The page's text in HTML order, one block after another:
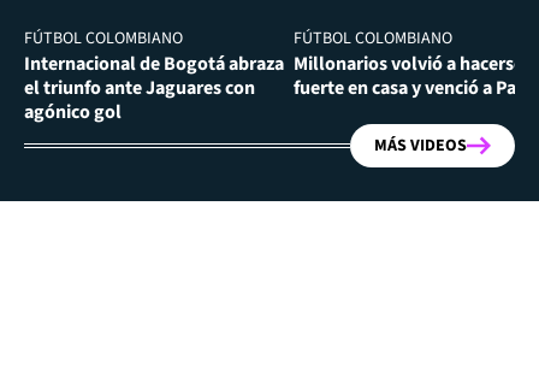
FÚTBOL COLOMBIANO
Internacional de Bogotá abraza
el triunfo ante Jaguares con
agónico gol
FÚTBOL COLOMBIANO
Millonarios volvió a hacerse
fuerte en casa y venció a
MÁS VIDEOS